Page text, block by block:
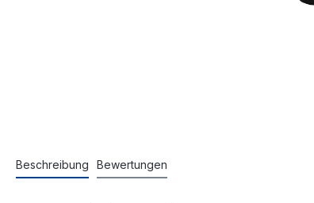
Beschreibung Bewertungen